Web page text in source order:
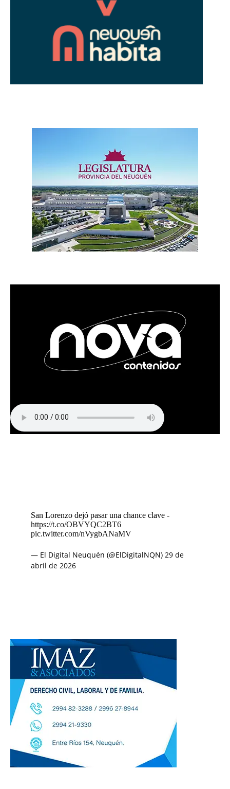
San Lorenzo dejó pasar una chance clave -
https://t.co/OBVYQC2BT6
pic.twitter.com/nVygbANaMV
— El Digital Neuquén (@ElDigitalNQN) 29 de
abril de 2026